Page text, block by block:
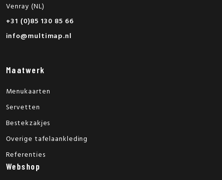
Venray (NL)
+31 (0)85 130 85 66
info@multimap.nl
Maatwerk
Menukaarten
Servetten
Bestekzakjes
Overige tafelaankleding
Referenties
Webshop